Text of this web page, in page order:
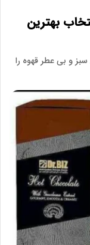
بهترین
و بی عطر قهوه را